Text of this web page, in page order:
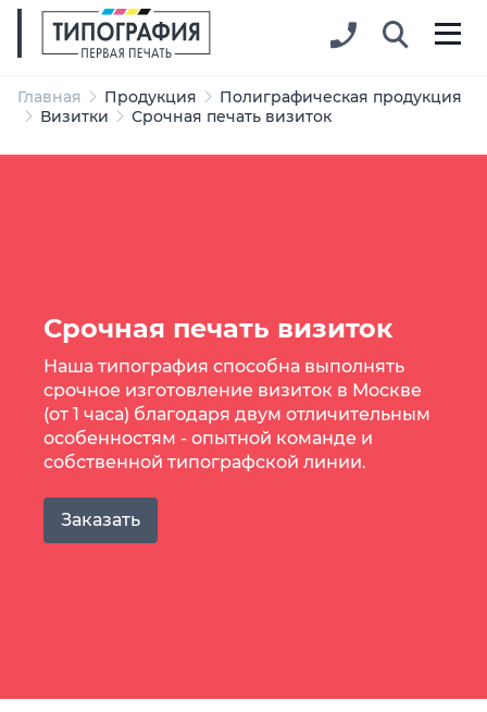
Главная Продукция
Полиграфическая продукция
Визитки
Срочная печать визиток
Срочная печать визиток
Наша типография способна выполнять
срочное изготовление визиток в Москве
(от 1 часа) благодаря двум отличительным
особенностям - опытной команде и
собственной типографской линии.
Заказать